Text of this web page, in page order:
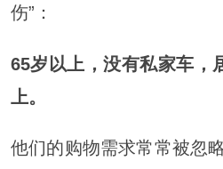
伤”：
65岁以上，没有私家车，
上。
他们的购物需求常常被忽